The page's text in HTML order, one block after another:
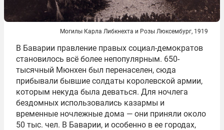
Могилы Карла Либкнехта и Розы Люксембург, 1919
В Баварии правление правых социал-демократов
становилось всё более непопулярным. 650-
тысячный Мюнхен был перенаселен, сюда
прибывали бывшие солдаты королевской армии,
которым некуда была деваться. Для ночлега
бездомных использовались казармы и
временные ночлежные дома — они приняли около
50 тыс. чел. В Баварии, и особенно в ее городах,